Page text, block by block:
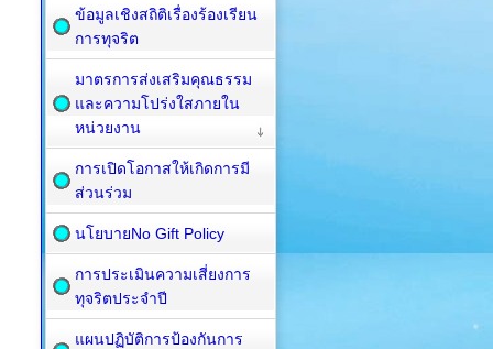
ข้อมูลเชิงสถิติเรื่องร้องเรียน
การทุจริต
มาตรการส่งเสริมคุณธรรม
และความโปร่งใสภายใน
หน่วยงาน
การเปิดโอกาสให้เกิดการมี
ส่วนร่วม
นโยบายNo Gift Policy
การประเมินความเสี่ยงการ
ทุจริตประจำปี
แผนปฏิบัติการป้องกันการ